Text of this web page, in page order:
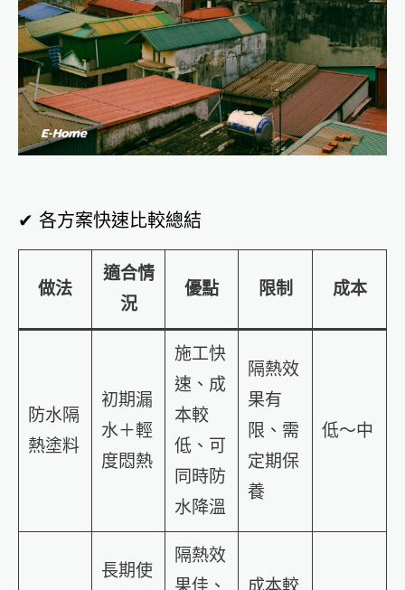
✔ 各方案快速比較總結
做法
適合情
況
優點 限制 成本
防水隔
熱塗料
初期漏
水＋輕
度悶熱
施工快
速、成
本較
低、可
同時防
水降溫
隔熱效
果有
限、需
定期保
養
低～中
長期使
隔熱效
果佳、
成本較